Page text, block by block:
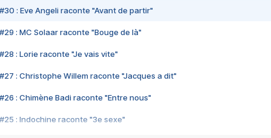
#30 : Eve Angeli raconte "Avant de partir"
#29 : MC Solaar raconte "Bouge de là"
#28 : Lorie raconte "Je vais vite"
#27 : Christophe Willem raconte "Jacques a dit"
#26 : Chimène Badi raconte "Entre nous"
#25 : Indochine raconte "3e sexe"